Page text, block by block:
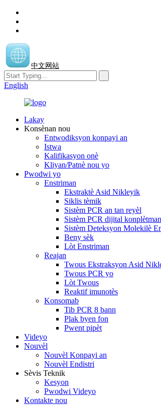
中文网站
English
Lakay
Konsènan nou
Entwodiksyon konpayi an
Istwa
Kalifikasyon onè
Kliyan/Patnè nou yo
Pwodwi yo
Enstriman
Ekstraktè Asid Nikleyik
Siklis tèmik
Sistèm PCR an tan reyèl
Sistèm PCR dijital
Sistèm Deteksyon Molekilè
Beny sèk
Lòt Enstriman
Reajan
Twous Ekstraksyon Asid
Twous PCR yo
Lòt Twous
Reaktif imunotès
Konsomab
Tib PCR 8 bann
Plak byen fon
Pwent pipèt
Videyo
Nouvèl
Nouvèl Konpayi an
Nouvèl Endistri
Sèvis Teknik
Kesyon
Pwodwi Videyo
Kontakte nou